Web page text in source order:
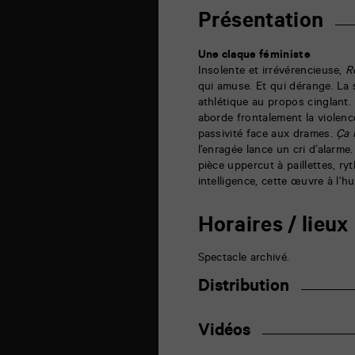
Présentation
Une claque féministe
Insolente et irrévérencieuse,
qui amuse. Et qui dérange.
athlétique au propos cinglant.
aborde frontalement la
passivité face aux drames. Ça
l’enragée lance un cri
pièce uppercut à paillettes,
intelligence, cette œuvre à
Horaires / lieux
Spectacle archivé.
Distribution
Vidéos